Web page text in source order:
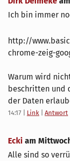
Ich bin immer
http://
chrome-zeig-
Warum wird
beschritten und
der Daten
14:17 Link Antwort
Ecki am
Alle sind so